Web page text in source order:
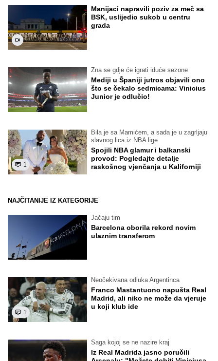
Manijaci napravili poziv za meč sa
BSK, uslijedio sukob u centru
grada
Zna se gdje će igrati iduće sezone
Mediji u Španiji jutros objavili ono
što se čekalo sedmicama: Vinicius
Junior je odlučio!
1
Bila je sa Mamićem, a sada je u zagrljaju
slavnog lica iz NBA lige
Spojili NBA glamur i balkanski
provod: Pogledajte detalje
raskošnog vjenčanja u Kaliforniji
NAJČITANIJE IZ KATEGORIJE
Jačaju tim
Barcelona oborila rekord novim
ulaznim transferom
1
Neočekivana odluka Argentinca
Franco Mastantuono napušta Real
Madrid, ali niko ne može da vjeruje
u koji klub ide
Saga kojoj se ne nazire kraj
Iz Real Madrida jasno poručili